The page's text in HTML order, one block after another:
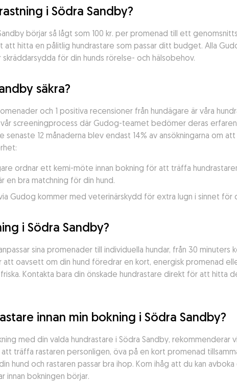
i Södra Sandby?
börjar så lågt som 100 kr. per promenad till ett
att hitta en pålitlig hundrastare som passar ditt budget. Alla
för din hunds rörelse- och hälsobehov.
säkra?
och 1 positiva recensioner från hundägare är våra
screeningprocess där Gudog-teamet bedömer deras
12 månaderna blev endast 14% av ansökningarna om
ordnar ett kemi-möte innan bokning för att träffa
en bra matchning för din hund.
Gudog kommer med veterinärskydd för extra lugn i sinnet för
i Södra Sandby?
sina promenader till individuella hundar, från 30
oavsett om din hund föredrar en kort, energisk promenad
Kontakta bara din önskade hundrastare direkt för att hitta
innan min bokning i Södra Sandby?
med din valda hundrastare i Södra Sandby,
träffa rastaren personligen, öva på en kort promenad
hund och rastaren passar bra ihop. Kom ihåg att du kan
innan bokningen börjar.